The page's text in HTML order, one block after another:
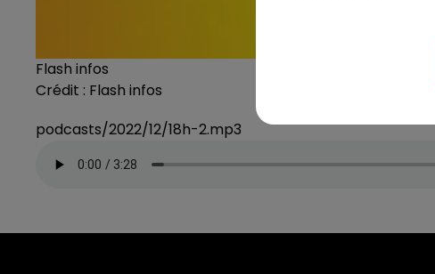
Flash infos
Crédit : Flash infos
podcasts/2022/12/18h-2.mp3